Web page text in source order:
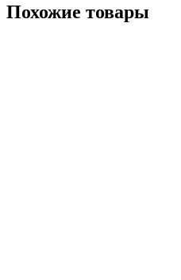
Похожие товары